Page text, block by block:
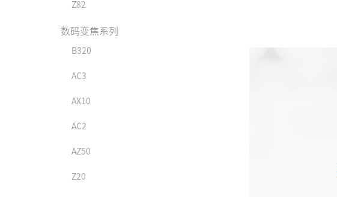
Z82
数码变焦系列
B320
AC3
AX10
AC2
AZ50
Z20